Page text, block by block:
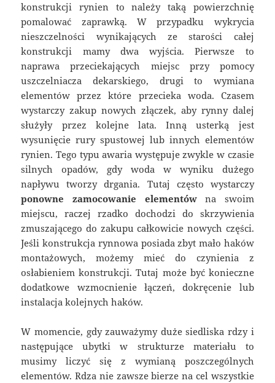
konstrukcji rynien to należy taką powierzchnię
pomalować zaprawką. W przypadku wykrycia
nieszczelności wynikających ze starości całej
konstrukcji mamy dwa wyjścia. Pierwsze to
naprawa przeciekających miejsc przy pomocy
uszczelniacza dekarskiego, drugi to wymiana
elementów przez które przecieka woda. Czasem
wystarczy zakup nowych złączek, aby rynny dalej
służyły przez kolejne lata. Inną usterką jest
wysunięcie rury spustowej lub innych elementów
rynien. Tego typu awaria występuje zwykle w czasie
silnych opadów, gdy woda w wyniku dużego
napływu tworzy drgania. Tutaj często wystarczy
ponowne zamocowanie elementówna swoim
miejscu, raczej rzadko dochodzi do skrzywienia
zmuszającego do zakupu całkowicie nowych części.
Jeśli konstrukcja rynnowa posiada zbyt mało haków
montażowych, możemy mieć do czynienia z
osłabieniem konstrukcji. Tutaj może być konieczne
dodatkowe wzmocnienie łączeń, dokręcenie lub
instalacja kolejnych haków.
W momencie, gdy zauważymy duże siedliska rdzy i
następujące ubytki w strukturze materiału to
musimy liczyć się z wymianą poszczególnych
elementów. Rdza nie zawsze bierze na cel wszystkie